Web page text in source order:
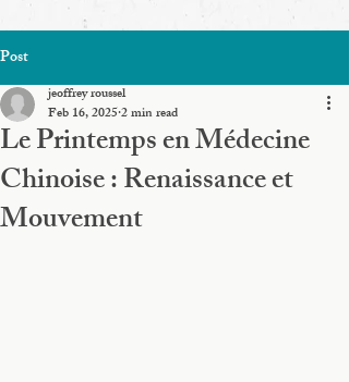
Post
Le Printemps en Médecine
Chinoise : Renaissance et
Mouvement
jeoffrey roussel
Feb 16, 20252 min read